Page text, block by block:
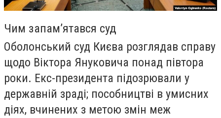
​Чим запам’ятався суд
Оболонський суд Києва розглядав справу
щодо Віктора Януковича понад півтора
роки. Екс-президента підозрювали у
державній зраді; пособництві в умисних
діях, вчинених з метою змін меж